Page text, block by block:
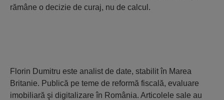
rămâne o decizie de curaj, nu de calcul.
Florin Dumitru este analist de date, stabilit în Marea
Britanie. Publică pe teme de reformă fiscală, evaluare
imobiliară şi digitalizare în România. Articolele sale au